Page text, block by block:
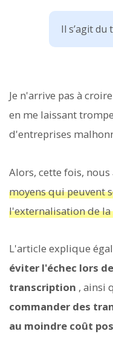
Il s’agit
Je n'arrive pas à
en me laissant
d'entreprises
Alors, cette fois,
moyens qui peuvent
l'externalisation de
L'article explique
éviter l'échec lors
transcription , ainsi
commander des
au moindre coût